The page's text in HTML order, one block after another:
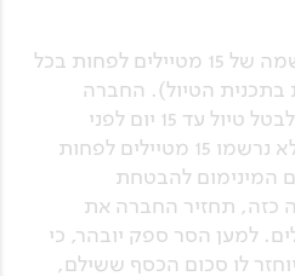
קיום הטיולים מותנה בהרשמה של 15 מטיילים לפחות בכל
בתכנית הטיול). החברה
שומרת לעצמה את הזכות לבטל טיול עד 15 יום לפני
יציאתו, אם עד אותו מועד לא נרשמו 15 מטיילים לפחות
המינימום להבטחת
כזה, תחזיר החברה את
למען הסר ספק יובהר, כי
לו סכום הכסף ששילם,